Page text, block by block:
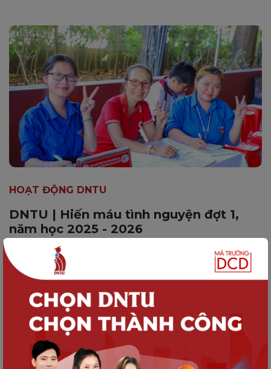
HOẠT ĐỘNG DNTU
DNTU | Hiến máu tình nguyện đợt 1,
năm học 2025 - 2026